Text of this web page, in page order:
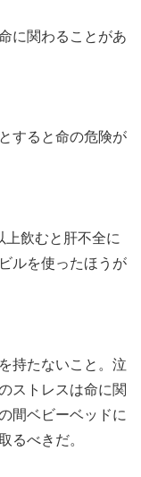
に関わることがあ
すると命の危険が
上飲むと肝不全に
ルを使ったほうが
持たないこと。泣
ストレスは命に関
間ベビーベッドに
るべきだ。